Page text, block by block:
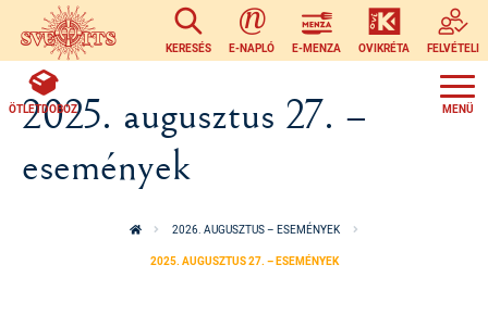
Ugrás a tartalomra
KERESÉS E-NAPLÓ E-MENZA OVIKRÉTA FELVÉTELI
ÖTLETDOBOZ
2025. augusztus 27. –
események
2026. AUGUSZTUS – ESEMÉNYEK
2025. AUGUSZTUS 27. – ESEMÉNYEK